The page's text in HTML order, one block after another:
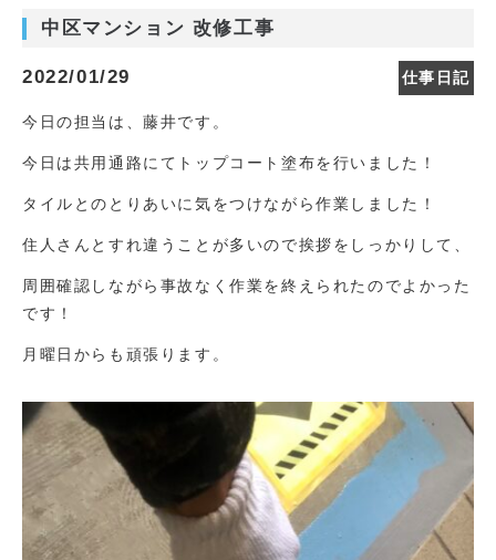
中区マンション 改修工事
2022/01/29 仕事日記
今日の担当は、藤井です。
今日は共用通路にてトップコート塗布を行いました！
タイルとのとりあいに気をつけながら作業しました！
住人さんとすれ違うことが多いので挨拶をしっかりして、
周囲確認しながら事故なく作業を終えられたのでよかった
です！
月曜日からも頑張ります。